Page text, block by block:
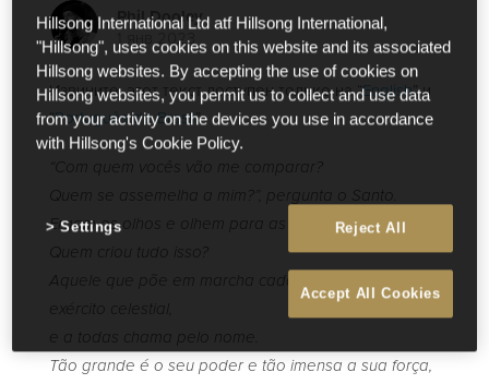
Phil Dooley
1 янв 2023
Извините, этот текст доступен только на “English” и
“Português do Brasil”.
“Com quem vocês vão me comparar?
Quem se assemelha a mim?”, pergunta o Santo.
Ergam os olhos e olhem para as alturas.
Quem criou tudo isso?
Aquele que põe em marcha cada estrela do seu
exército celestial,
e a todas chama pelo nome.
Tão grande é o seu poder e tão imensa a sua força,
Hillsong International Ltd atf Hillsong International,
"Hillsong", uses cookies on this website and its associated
Hillsong websites. By accepting the use of cookies on
Hillsong websites, you permit us to collect and use data
from your activity on the devices you use in accordance
with Hillsong's Cookie Policy.
Reject All
Accept All Cookies
Settings